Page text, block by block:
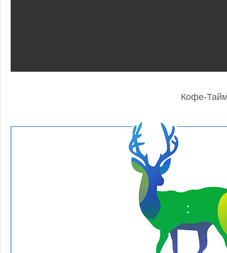
Кофе-
: